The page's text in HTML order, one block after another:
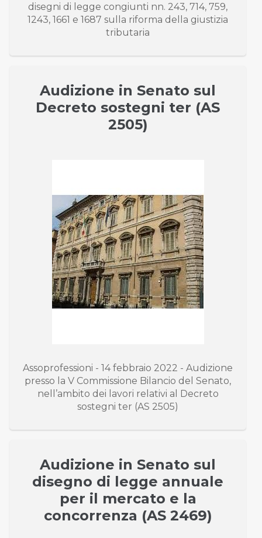
disegni di legge congiunti nn. 243, 714, 759,
1243, 1661 e 1687 sulla riforma della giustizia
tributaria
Audizione in Senato sul
Decreto sostegni ter (AS
2505)
Assoprofessioni - 14 febbraio 2022 - Audizione
presso la V Commissione Bilancio del Senato,
nell’ambito dei lavori relativi al Decreto
sostegni ter (AS 2505)
Audizione in Senato sul
disegno di legge annuale
per il mercato e la
concorrenza (AS 2469)